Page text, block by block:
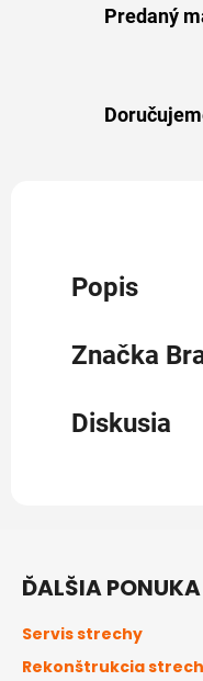
Predaný
Popis
Značka
Diskusia
ĎALŠIA PONUKA
Servis strechy
Rekonštrukcia